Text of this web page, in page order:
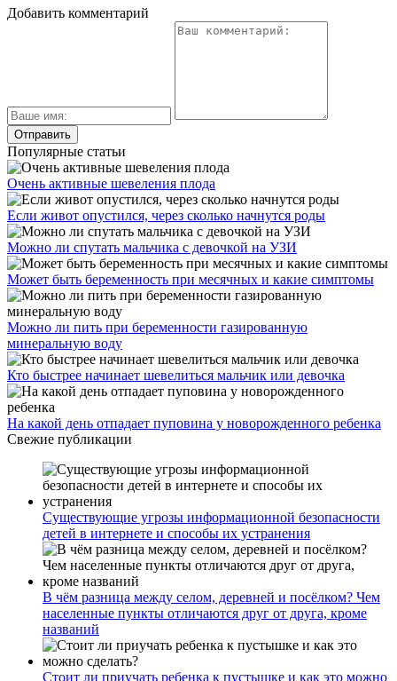
Добавить комментарий
Популярные статьи
Очень активные шевеления плода
Если живот опустился, через сколько начнутся роды
Можно ли спутать мальчика с девочкой на УЗИ
Может быть беременность при месячных и какие симптомы
Можно ли пить при беременности газированную
минеральную воду
Кто быстрее начинает шевелиться мальчик или девочка
На какой день отпадает пуповина у новорожденного ребенка
Свежие публикации
Существующие угрозы информационной безопасности
детей в интернете и способы их устранения
В чём разница между селом, деревней и посёлком? Чем
населенные пункты отличаются друг от друга, кроме
названий
Стоит ли приучать ребенка к пустышке и как это можно